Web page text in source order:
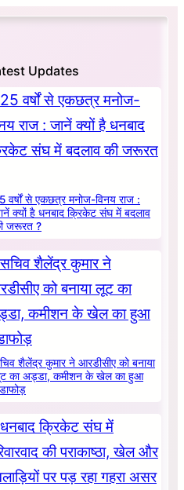
| धनबाद क्रिकेट संघ में परिवारवाद की
Updates
वर्षों से एकछत्र मनोज-विनय राज :
क्यों है धनबाद क्रिकेट संघ में बदलाव
जरूरत ?
शैलेंद्र कुमार ने आरडीसीए को बनाया
का अड्डा, कमीशन के खेल का हुआ